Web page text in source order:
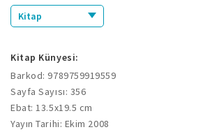
Kitap
Kitap Künyesi:
Barkod: 9789759919559
Sayfa Sayısı: 356
Ebat: 13.5x19.5 cm
Yayın Tarihi: Ekim 2008